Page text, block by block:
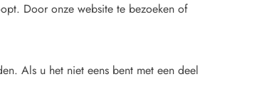
Door onze website te bezoeken of
Als u het niet eens bent met een deel